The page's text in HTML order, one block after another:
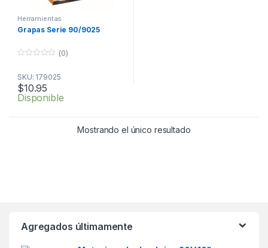
Herramientas
Grapas Serie 90/9025
u
t
o
f
(0)
SKU: 179025
$10.95
Disponible
Mostrando el único resultado
Agregados últimamente